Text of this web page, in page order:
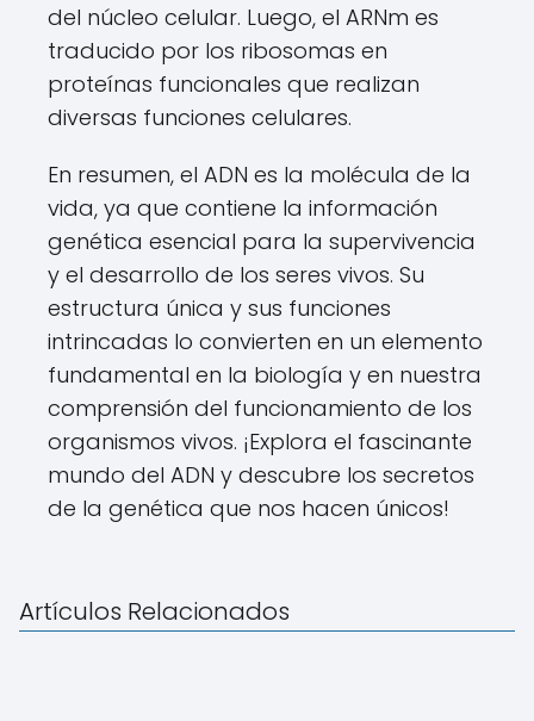
del núcleo celular. Luego, el ARNm es
traducido por los ribosomas en
proteínas funcionales que realizan
diversas funciones celulares.
En resumen, el ADN es la molécula de la
vida, ya que contiene la información
genética esencial para la supervivencia
y el desarrollo de los seres vivos. Su
estructura única y sus funciones
intrincadas lo convierten en un elemento
fundamental en la biología y en nuestra
comprensión del funcionamiento de los
organismos vivos. ¡Explora el fascinante
mundo del ADN y descubre los secretos
de la genética que nos hacen únicos!
Artículos Relacionados